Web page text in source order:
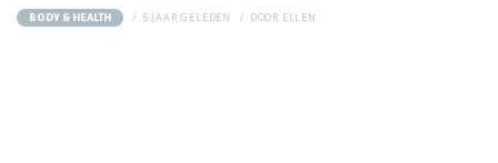
BODY & HEALTH 5 JAAR GELEDEN DOOR ELLEN